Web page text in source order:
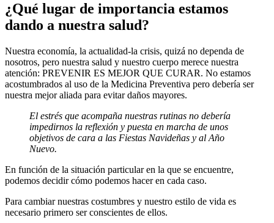
¿Qué lugar de importancia estamos
dando a nuestra salud?
Nuestra economía, la actualidad-la crisis, quizá no dependa de
nosotros, pero nuestra salud y nuestro cuerpo merece nuestra
atención: PREVENIR ES MEJOR QUE CURAR. No estamos
acostumbrados al uso de la Medicina Preventiva pero debería ser
nuestra mejor aliada para evitar daños mayores.
El estrés que acompaña nuestras rutinas no debería
impedirnos la reflexión y puesta en marcha de unos
objetivos de cara a las Fiestas Navideñas y al Año
Nuevo.
En función de la situación particular en la que se encuentre,
podemos decidir cómo podemos hacer en cada caso.
Para cambiar nuestras costumbres y nuestro estilo de vida es
necesario primero ser conscientes de ellos.